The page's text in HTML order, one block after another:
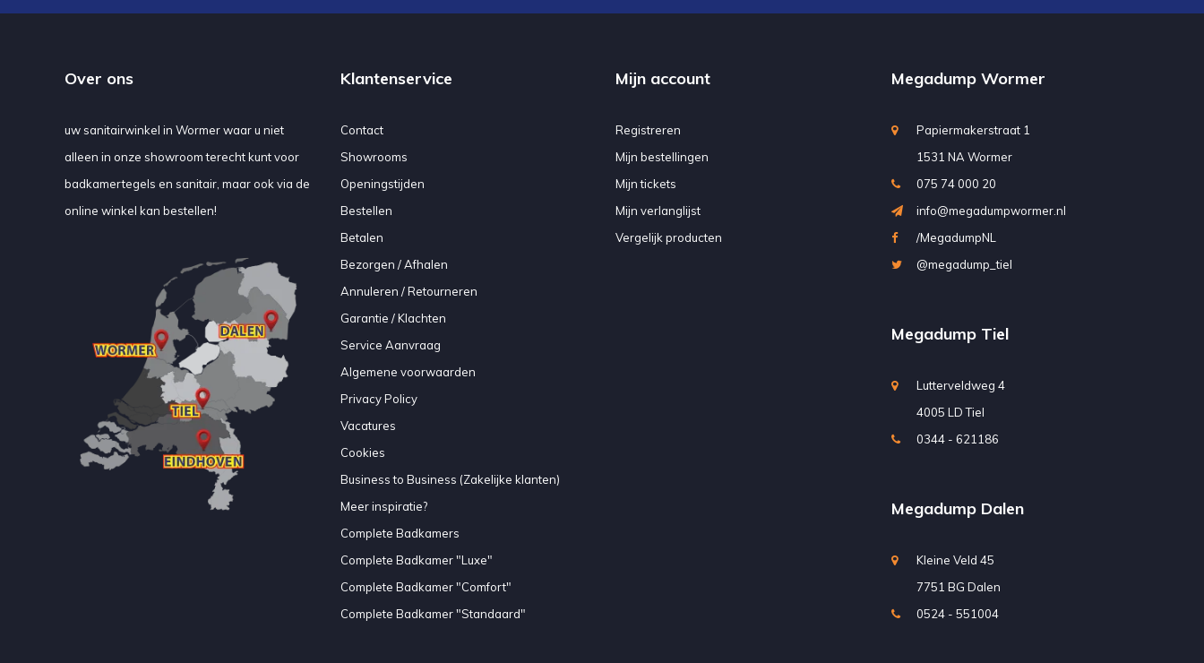
Over ons
uw sanitairwinkel in Wormer waar u niet
alleen in onze showroom terecht kunt voor
badkamertegels en sanitair, maar ook via de
online winkel kan bestellen!
Klantenservice
Contact
Showrooms
Openingstijden
Bestellen
Betalen
Bezorgen / Afhalen
Annuleren / Retourneren
Garantie / Klachten
Service Aanvraag
Algemene voorwaarden
Privacy Policy
Vacatures
Cookies
Business to Business (Zakelijke klanten)
Meer inspiratie?
Complete Badkamers
Complete Badkamer "Luxe"
Complete Badkamer "Comfort"
Complete Badkamer "Standaard"
Mijn account
Registreren
Mijn bestellingen
Mijn tickets
Mijn verlanglijst
Vergelijk producten
Megadump Wormer
Papiermakerstraat 1
1531 NA Wormer
075 74 000 20
info@megadumpwormer.nl
/MegadumpNL
@megadump_tiel
Megadump Tiel
Lutterveldweg 4
4005 LD Tiel
0344 - 621186
Megadump Dalen
Kleine Veld 45
7751 BG Dalen
0524 - 551004